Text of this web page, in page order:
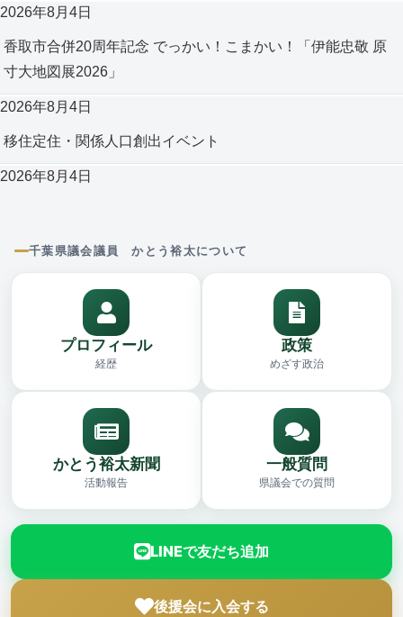
2026年8月4日
香取市合併20周年記念 でっかい！こまかい！「伊能忠敬 原
寸大地図展2026」
2026年8月4日
移住定住・関係人口創出イベント
2026年8月4日
千葉県議会議員 かとう裕太について
プロフィール
経歴
政策
めざす政治
かとう裕太新聞
活動報告
一般質問
県議会での質問
LINEで友だち追加
後援会に入会する